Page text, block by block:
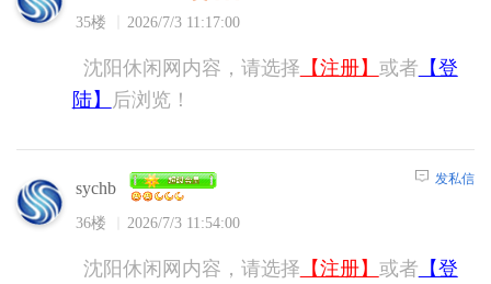
35楼 2026/7/3 11:17:00
沈阳休闲网内容，请选择 【注册】 或者 【登
陆】
后浏览！
sychb
36楼 2026/7/3 11:54:00
发私信
沈阳休闲网内容，请选择 【注册】 或者 【登